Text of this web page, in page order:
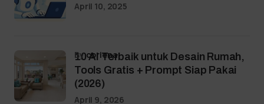
April 10, 2025
10 AI Terbaik untuk Desain Rumah,
Tools Gratis + Prompt Siap Pakai
(2026)
bycoriena
April 9, 2026